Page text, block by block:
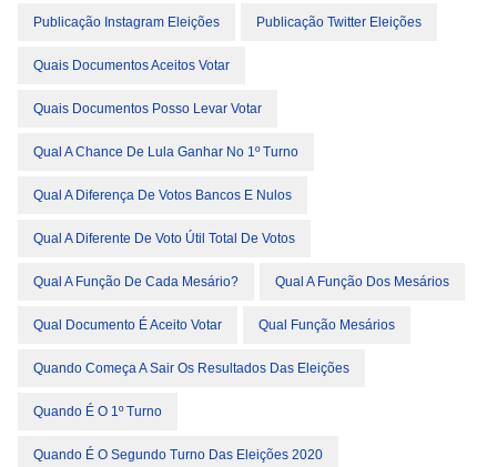
Publicação Instagram Eleições Publicação Twitter Eleições
Quais Documentos Aceitos Votar
Quais Documentos Posso Levar Votar
Qual A Chance De Lula Ganhar No 1º Turno
Qual A Diferença De Votos Bancos E Nulos
Qual A Diferente De Voto Útil Total De Votos
Qual A Função De Cada Mesário? Qual A Função Dos Mesários
Qual Documento É Aceito Votar Qual Função Mesários
Quando Começa A Sair Os Resultados Das Eleições
Quando É O 1º Turno
Quando É O Segundo Turno Das Eleições 2020